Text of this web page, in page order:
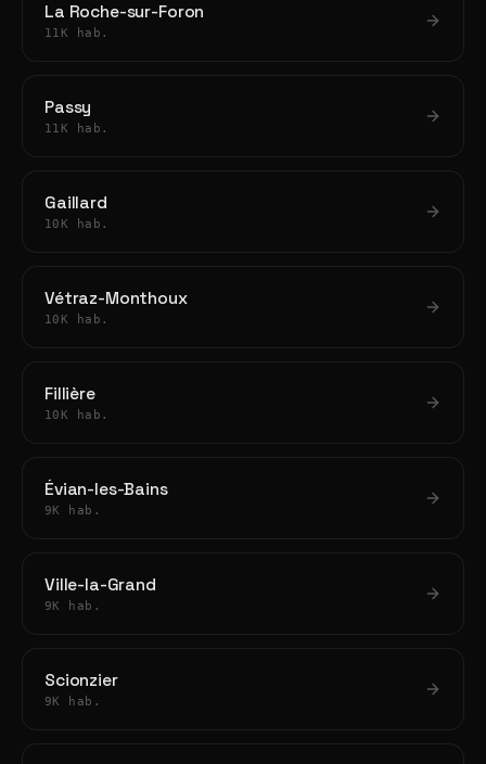
La Roche-sur-Foron
11K hab.
Passy
11K hab.
Gaillard
10K hab.
Vétraz-Monthoux
10K hab.
Fillière
10K hab.
Évian-les-Bains
9K hab.
Ville-la-Grand
9K hab.
Scionzier
9K hab.